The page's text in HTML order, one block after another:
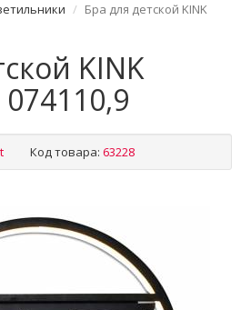
Бра для детской KINK
KINK
Код товара: 63228